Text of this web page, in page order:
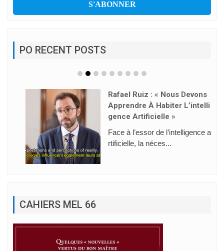
PO RECENT POSTS
Rafael Ruiz : « Nous Devons
Apprendre À Habiter L’intelli
Gence Artificielle »
Face à l’essor de l’intelligence a
rtificielle, la néces...
CAHIERS MEL 66